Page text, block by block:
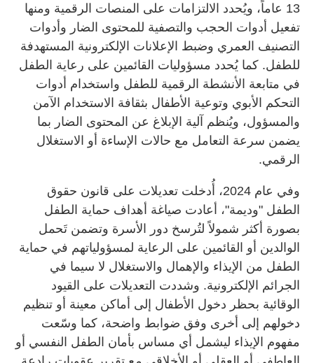
13 عاماً، ويُحدد الالتزامات على المنصات الرقمية ومنها
تفعيل أدوات الحجب والتصفية للمحتوى الضار وأدوات
التصنيف العمري وضبط الإعلانات الإلكترونية المستهدفة
للطفل. كما يُحدد مسؤوليات القائمين على رعاية الطفل
في متابعة الأنشطة الرقمية للطفل واستخدام أدوات
التحكم الأبوي وتوعية الأطفال بثقافة الاستخدام الآمن
والمسؤول، ويُنظم آلية الإبلاغ عن المحتوى الضار بما
يضمن سرعة التعامل مع حالات الإساءة أو الاستغلال
الرقمي.
وفي عام 2024، أُدخلت تعديلات على قانون حقوق
الطفل "وديمة"، أعادت صياغة أهداف حماية الطفل
بصورة أكثر شمولاً لتُرسخ دور الأسرة وتضمن تَحمل
الوالدين أو القائمين على الرعاية لمسؤولياتهم في حماية
الطفل من الإيذاء والإهمال والاستغلال لا سيما في
الجرائم الإلكترونية. وشددت التعديلات على القيود
الوقائية بحظر دخول الأطفال إلى أماكن معينة أو تنظيم
دخولهم إلى أخرى وفق ضوابط واضحة، كما وسّعت
مفهوم الإيذاء ليشمل أي مساس بأمان الطفل النفسي أو